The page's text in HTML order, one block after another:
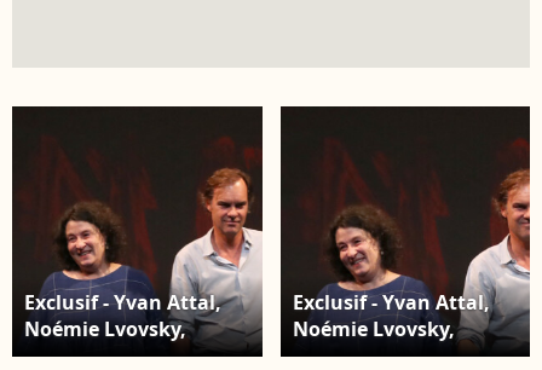
Exclusif - Yvan Attal,
Noémie Lvovsky,
Sébastien Thiery
Exclusif - Yvan Attal,
Noémie Lvovsky,
Sébastien Thiery